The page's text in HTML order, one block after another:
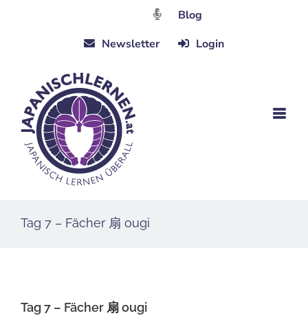
Blog
Newsletter
Login
Tag 7 – Fächer 扇 ougi
Tag 7 – Fächer 扇 ougi